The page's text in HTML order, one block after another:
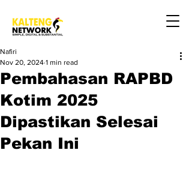
Pembahasan RAPBD
Kotim 2025
Dipastikan Selesai
Pekan Ini
Nafiri
Nov 20, 2024 1 min read